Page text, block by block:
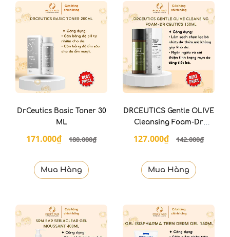
DrCeutics Basic Toner 30
ML
171.000₫ 180.000₫
Mua Hàng
DRCEUTICS Gentle OLIVE
Cleansing Foam-Dr
ceutics 150ml
127.000₫ 142.000₫
Mua Hàng